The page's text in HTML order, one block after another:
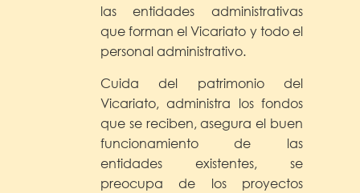
las entidades administrativas
que forman el Vicariato y todo el
personal administrativo.
Cuida del patrimonio del
Vicariato, administra los fondos
que se reciben, asegura el buen
funcionamiento de las
entidades existentes, se
preocupa de los proyectos